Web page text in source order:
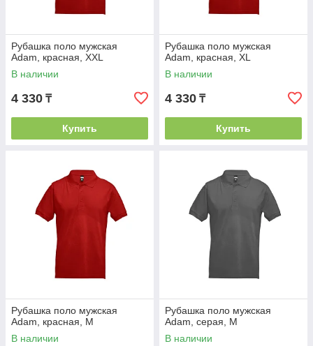
Рубашка поло мужская
Adam, красная, XXL
В наличии
4 330 ₸
Купить
Рубашка поло мужская
Adam, красная, XL
В наличии
4 330 ₸
Купить
Рубашка поло мужская
Adam, красная, M
В наличии
Рубашка поло мужская
Adam, серая, M
В наличии